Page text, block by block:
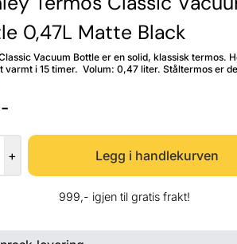
0,47L Matte Black
Vacuum Bottle er en solid, klassisk termos.
i 15 timer. Volum: 0,47 liter. Ståltermos er den mest
man kan velge for å oppbevare drikker
har blitt brukt gjennom generasjoner og har hele
av aktive mennesker. Den er isolert med kull for å
1913 har Stanley vært ledende på utvikling av
Termoprodukter er garantert lekkasjefrie
+
999,- igjen til gratis frakt!